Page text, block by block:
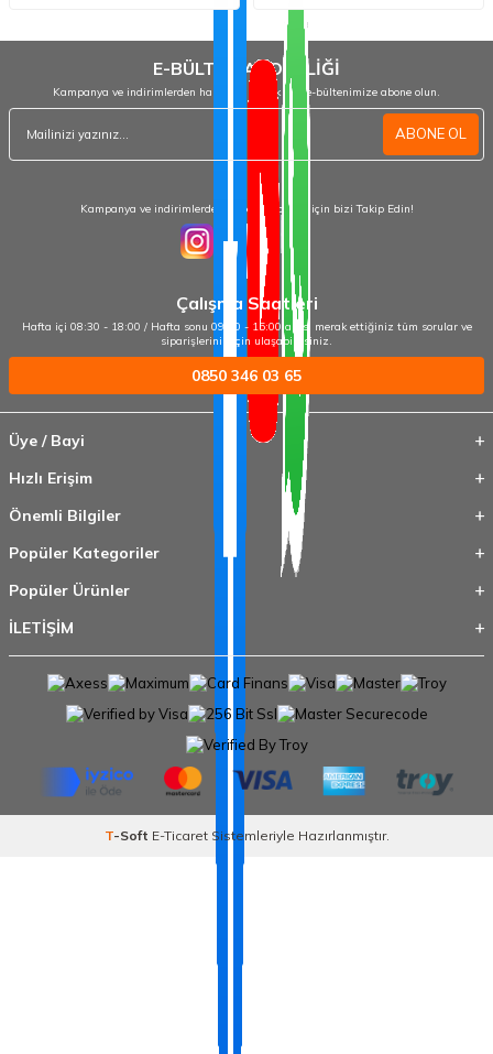
E-BÜLTEN ABONELİĞİ
Kampanya ve indirimlerden haberdar olmak için e-bültenimize abone olun.
ABONE OL
Kampanya ve indirimlerden haberdar olmak için bizi Takip Edin!
Çalışma Saatleri
Hafta içi 08:30 - 18:00 / Hafta sonu 09:00 - 15:00 arası merak ettiğiniz tüm sorular ve
siparişleriniz için ulaşabilirsiniz.
0850 346 03 65
Üye / Bayi
Hızlı Erişim
Önemli Bilgiler
Popüler Kategoriler
Popüler Ürünler
İLETİŞİM
T-Soft E-TicaretSistemleriyle Hazırlanmıştır.